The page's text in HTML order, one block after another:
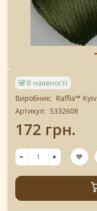
В наявності
Виробник: Raffia™ Kyiv
Артикул: 5332608
172 грн.